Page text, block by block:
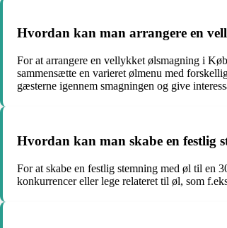
Hvordan kan man arrangere en
For at arrangere en vellykket ølsmagning i
sammensætte en varieret ølmenu med
gæsterne igennem smagningen og give
Hvordan kan man skabe en festlig
For at skabe en festlig stemning med øl til en
konkurrencer eller lege relateret til øl, som